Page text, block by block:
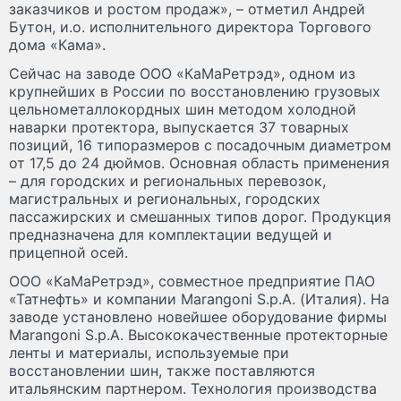
заказчиков и ростом продаж», – отметил Андрей
Бутон, и.о. исполнительного директора Торгового
дома «Кама».
Сейчас на заводе ООО «КаМаРетрэд», одном из
крупнейших в России по восстановлению грузовых
цельнометаллокордных шин методом холодной
наварки протектора, выпускается 37 товарных
позиций, 16 типоразмеров с посадочным диаметром
от 17,5 до 24 дюймов. Основная область применения
– для городских и региональных перевозок,
магистральных и региональных, городских
пассажирских и смешанных типов дорог. Продукция
предназначена для комплектации ведущей и
прицепной осей.
ООО «КаМаРетрэд», совместное предприятие ПАО
«Татнефть» и компании Marangoni S.p.A. (Италия). На
заводе установлено новейшее оборудование фирмы
Marangoni S.p.A. Высококачественные протекторные
ленты и материалы, используемые при
восстановлении шин, также поставляются
итальянским партнером. Технология производства